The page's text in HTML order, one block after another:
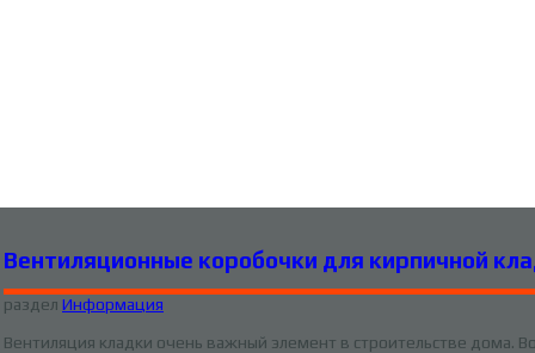
Вентиляционные коробочки для кирпичной
раздел Информация
Вентиляция кладки очень важный элемент в строительстве дома.